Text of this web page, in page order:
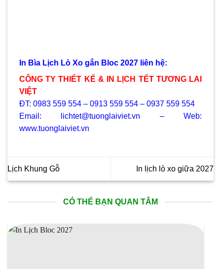
In Bìa Lịch Lò Xo gắn Bloc 2027 liên hệ:
CÔNG TY THIẾT KẾ & IN LỊCH TẾT TƯƠNG LAI
VIỆT
ĐT: 0983 559 554 – 0913 559 554 – 0937 559 554
Email: lichtet@tuonglaiviet.vn – Web:
www.tuonglaiviet.vn
Lịch Khung Gỗ In lịch lò xo giữa 2027
CÓ THỂ BẠN QUAN TÂM